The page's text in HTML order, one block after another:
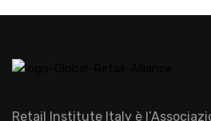
Retail Institute Italy è